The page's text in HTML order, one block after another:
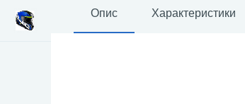
Опис Характеристики